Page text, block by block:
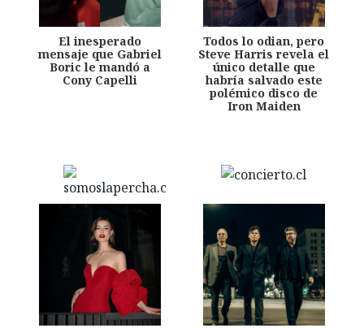
El inesperado
mensaje que Gabriel
Boric le mandó a
Cony Capelli
Todos lo odian, pero
Steve Harris revela el
único detalle que
habría salvado este
polémico disco de
Iron Maiden